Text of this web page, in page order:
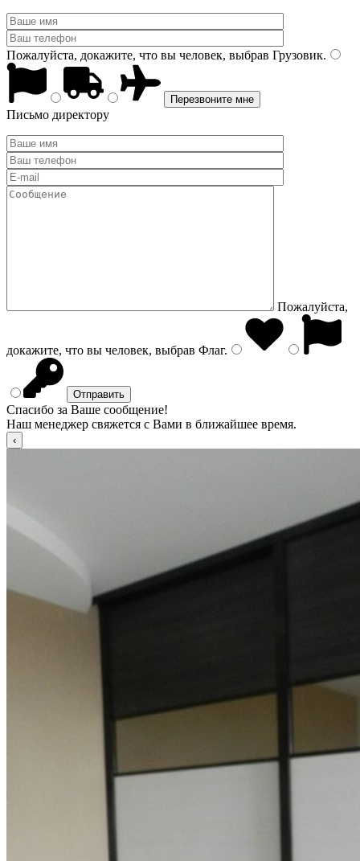
Пожалуйста, докажите, что вы человек, выбрав Грузовик.
Письмо директору
Пожалуйста,
докажите, что вы человек, выбрав Флаг.
Спасибо за Ваше сообщение!
Наш менеджер свяжется с Вами в ближайшее время.